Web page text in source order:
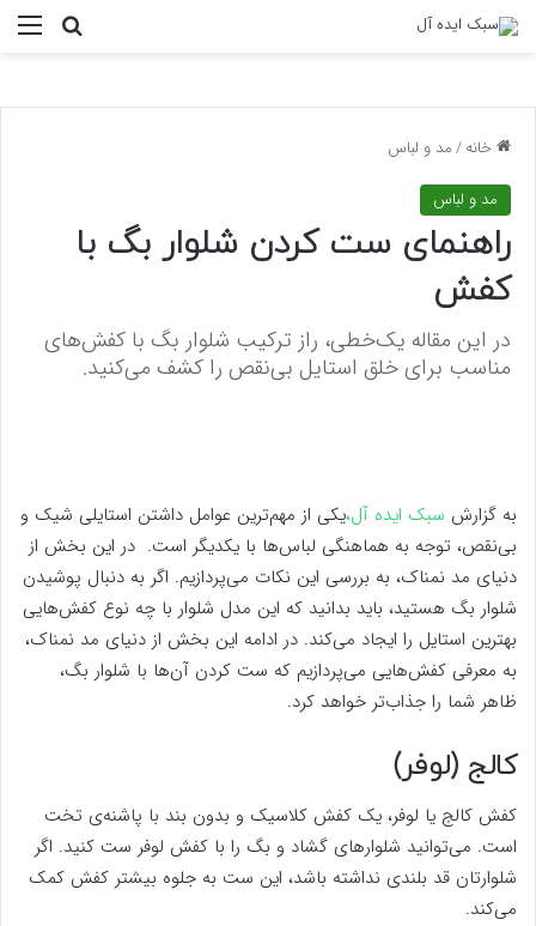
خانه/مد و لباس
مد و لباس
راهنمای ست کردن شلوار بگ با
کفش
در این مقاله یک‌خطی، راز ترکیب شلوار بگ با کفش‌های
مناسب برای خلق استایل بی‌نقص را کشف می‌کنید.
به گزارش سبک ایده آل،یکی از مهم‌ترین عوامل داشتن استایلی شیک و
بی‌نقص، توجه به هماهنگی لباس‌ها با یکدیگر است. در این بخش از
دنیای مد نمناک، به بررسی این نکات می‌پردازیم. اگر به دنبال پوشیدن
شلوار بگ هستید، باید بدانید که این مدل شلوار با چه نوع کفش‌هایی
بهترین استایل را ایجاد می‌کند. در ادامه این بخش از دنیای مد نمناک،
به معرفی کفش‌هایی می‌پردازیم که ست کردن آن‌ها با شلوار بگ،
ظاهر شما را جذاب‌تر خواهد کرد.
کالج (لوفر)
کفش کالج یا لوفر، یک کفش کلاسیک و بدون بند با پاشنه‌ی تخت
است. می‌توانید شلوارهای گشاد و بگ را با کفش لوفر ست کنید. اگر
شلوارتان قد بلندی نداشته باشد، این ست به جلوه بیشتر کفش کمک
می‌کند.